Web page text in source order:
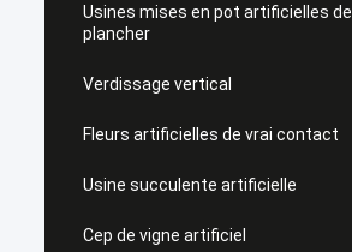
Usines mises en pot artificielles de
plancher
Verdissage vertical
Fleurs artificielles de vrai contact
Usine succulente artificielle
Cep de vigne artificiel